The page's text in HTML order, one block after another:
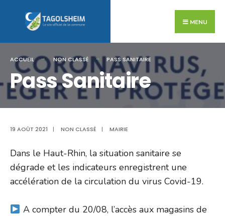
MENU
ACCUEIL NON CLASSÉ PASS SANITAIRE
Pass Sanitaire
19 AOÛT 2021 | NON CLASSÉ | MAIRIE
Dans le Haut-Rhin, la situation sanitaire se
dégrade et les indicateurs enregistrent une
accélération de la circulation du virus Covid-19.
A compter du 20/08, l’accès aux magasins de
for: